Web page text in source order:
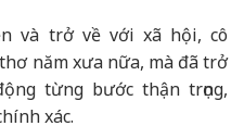
và trở về với xã hội, cô
năm xưa nữa, mà đã trở
từng bước thận trọng,
xác.